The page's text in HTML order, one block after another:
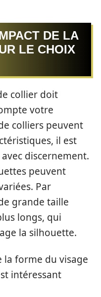
DE LA
LE CHOIX
collier doit
votre
colliers peuvent
il est
discernement.
peuvent
Par
grande taille
longs, qui
la silhouette.
la forme du visage
intéressant